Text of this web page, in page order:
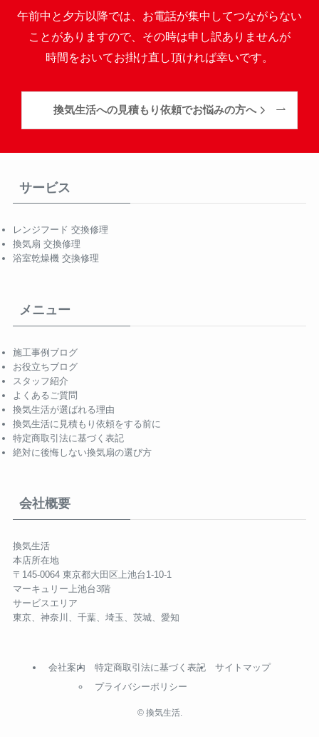
午前中と夕方以降では、お電話が集中してつながらない
ことがありますので、その時は申し訳ありませんが
時間をおいてお掛け直し頂ければ幸いです。
換気生活への見積もり依頼でお悩みの方へ
サービス
レンジフード 交換修理
換気扇 交換修理
浴室乾燥機 交換修理
メニュー
施工事例ブログ
お役立ちブログ
スタッフ紹介
よくあるご質問
換気生活が選ばれる理由
換気生活に見積もり依頼をする前に
特定商取引法に基づく表記
絶対に後悔しない換気扇の選び方
会社概要
換気生活
本店所在地
〒145-0064 東京都大田区上池台1-10-1
マーキュリー上池台3階
サービスエリア
東京、神奈川、千葉、埼玉、茨城、愛知
会社案内
特定商取引法に基づく表記
プライバシーポリシー
サイトマップ
©換気生活.